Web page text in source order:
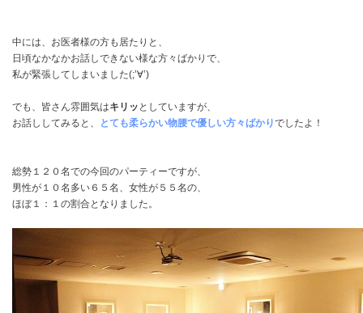
中には、お医者様の方も居たりと、
日頃なかなかお話しできない様な方々ばかりで、
私が緊張してしまいました(;’∀’)
でも、皆さん雰囲気はキリッ としていますが、
お話ししてみると、
とても柔らかい物腰で優しい方々ばかりでしたよ！
総勢１２０名での今回のパーティーですが、
男性が１０名多い６５名、女性が５５名の、
ほぼ１：１の割合となりました。